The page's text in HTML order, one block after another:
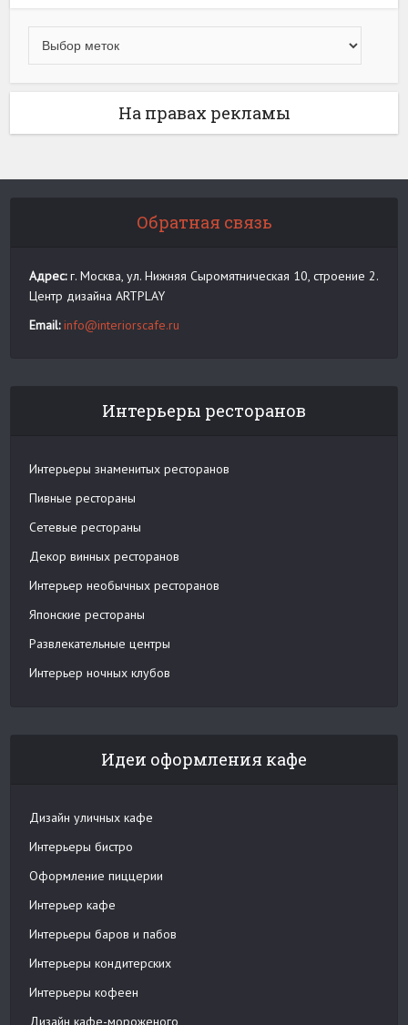
На правах рекламы
Обратная связь
Адрес:г. Москва, ул. Нижняя Сыромятническая 10, строение 2.
Центр дизайна ARTPLAY
Email: info@interiorscafe.ru
Интерьеры ресторанов
Интерьеры знаменитых ресторанов
Пивные рестораны
Сетевые рестораны
Декор винных ресторанов
Интерьер необычных ресторанов
Японские рестораны
Развлекательные центры
Интерьер ночных клубов
Идеи оформления кафе
Дизайн уличных кафе
Интерьеры бистро
Оформление пиццерии
Интерьер кафе
Интерьеры баров и пабов
Интерьеры кондитерских
Интерьеры кофеен